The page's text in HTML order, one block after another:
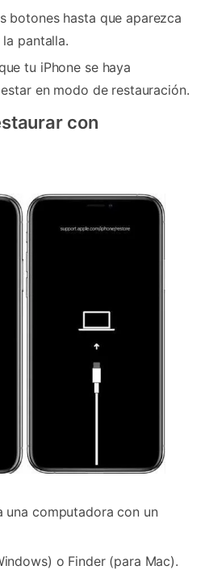
botones hasta que aparezca
pantalla.
tu iPhone se haya
en modo de restauración.
con
una computadora con un
o Finder (para Mac).